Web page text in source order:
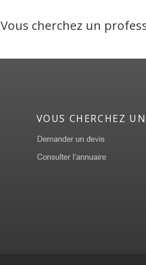
Vous cherchez un
VOUS CHERCHEZ